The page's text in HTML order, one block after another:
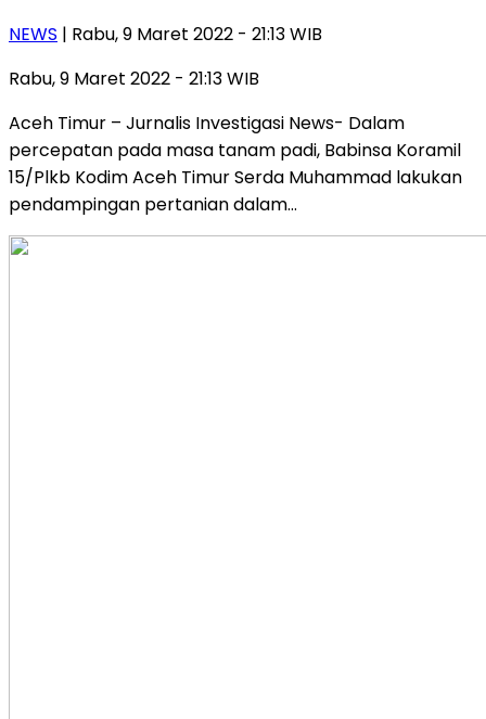
NEWS | Rabu, 9 Maret 2022 - 21:13 WIB
Rabu, 9 Maret 2022 - 21:13 WIB
Aceh Timur – Jurnalis Investigasi News- Dalam
percepatan pada masa tanam padi, Babinsa Koramil
15/Plkb Kodim Aceh Timur Serda Muhammad lakukan
pendampingan pertanian dalam…